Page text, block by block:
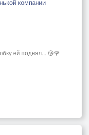
компании
ей поднял... 😘🌹